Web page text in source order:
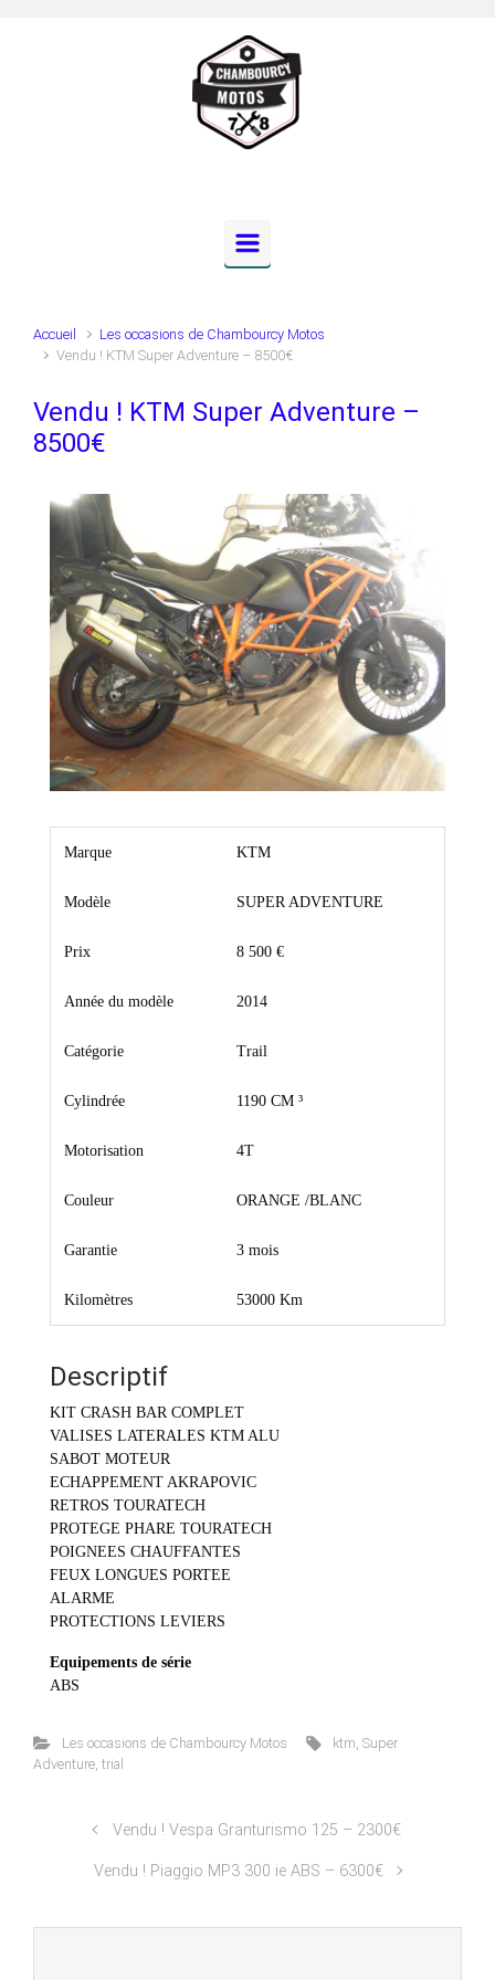
Accueil
Les occasions de Chambourcy Motos
Vendu ! KTM Super Adventure – 8500€
Vendu ! KTM Super Adventure –
8500€
Marque KTM
Modèle SUPER ADVENTURE
Prix 8 500 €
Année du modèle 2014
Catégorie Trail
Cylindrée 1190 CM ³
Motorisation 4T
Couleur ORANGE /BLANC
Garantie 3 mois
Kilomètres 53000 Km
Descriptif
KIT CRASH BAR COMPLET
VALISES LATERALES KTM ALU
SABOT MOTEUR
ECHAPPEMENT AKRAPOVIC
RETROS TOURATECH
PROTEGE PHARE TOURATECH
POIGNEES CHAUFFANTES
FEUX LONGUES PORTEE
ALARME
PROTECTIONS LEVIERS
Equipements de série
ABS
Les occasions de Chambourcy Motos ktm ,Super
Adventure trial
Vendu ! Vespa Granturismo 125 – 2300€
Vendu ! Piaggio MP3 300 ie ABS – 6300€